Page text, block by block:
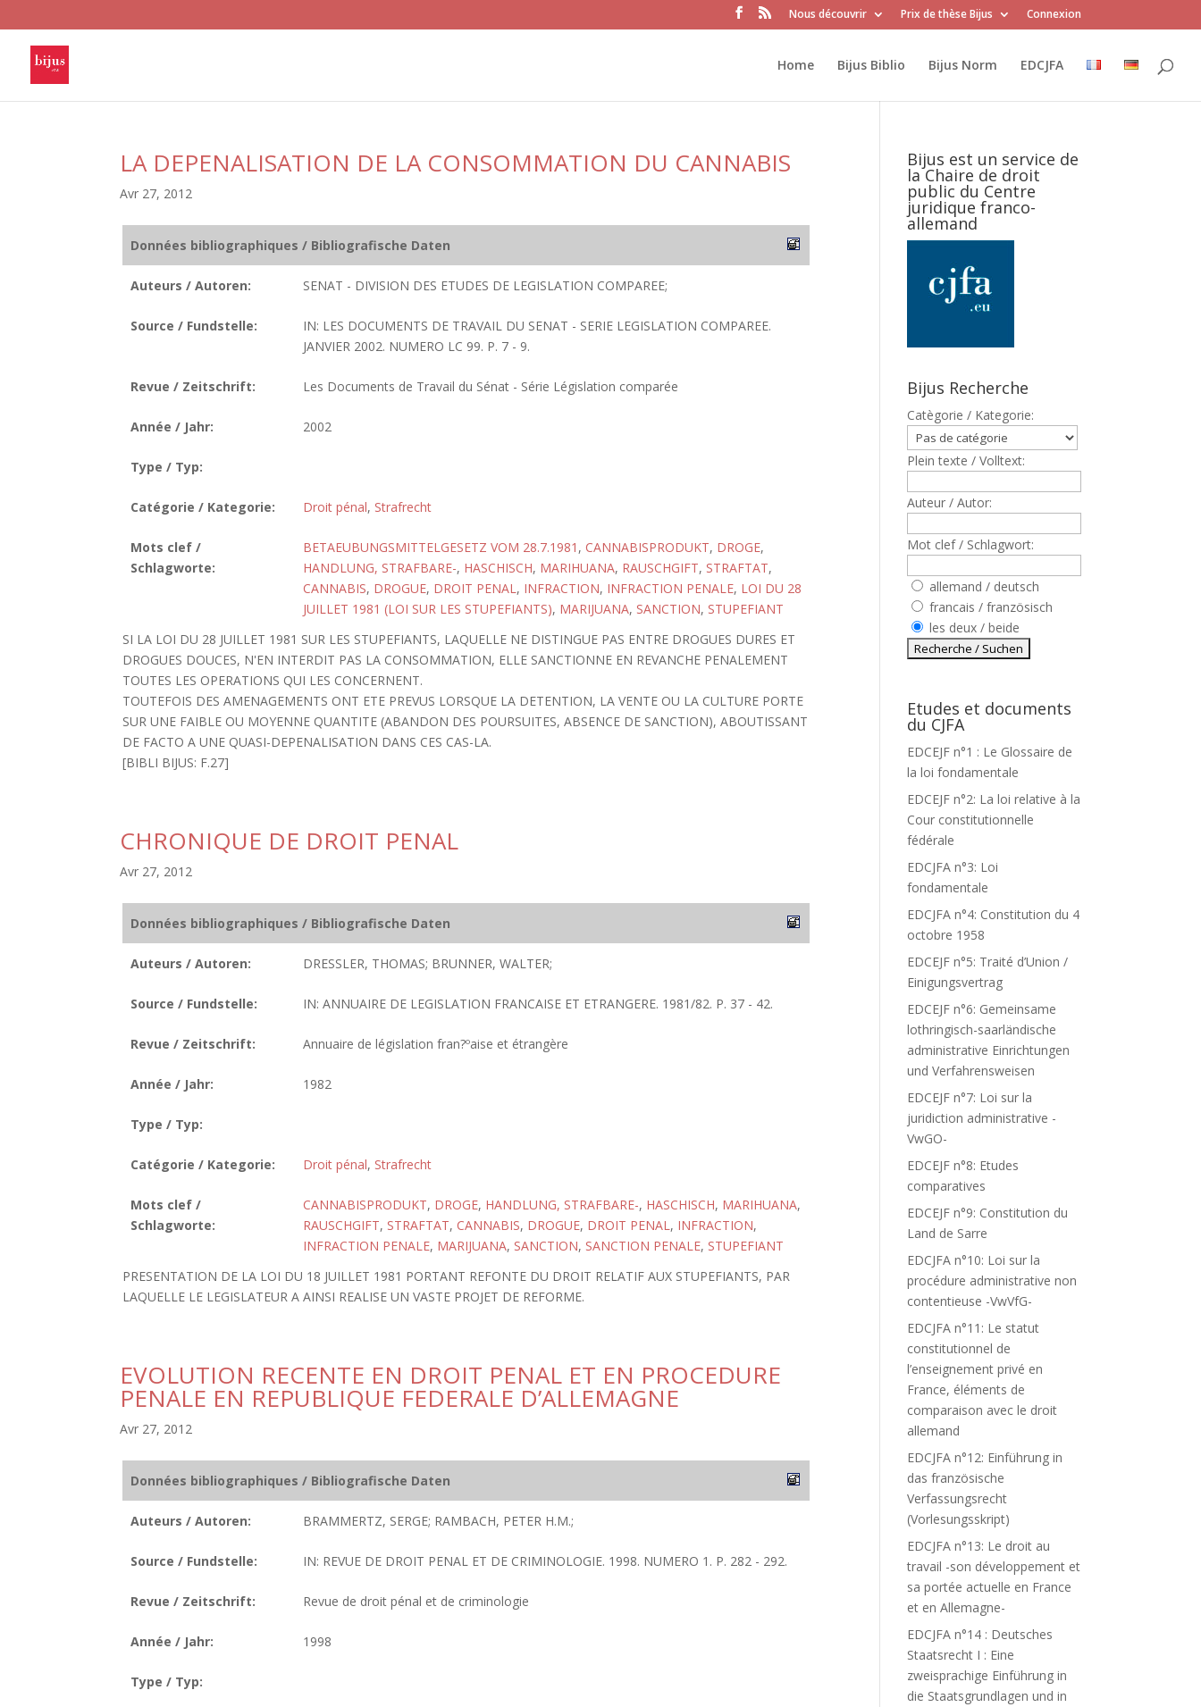
Nous découvrir Prix de thèse Bijus Connexion
Home Bijus Biblio Bijus Norm EDCJFA
LA DEPENALISATION DE LA CONSOMMATION DU CANNABIS
Avr 27, 2012
Données bibliographiques / Bibliografische Daten
Auteurs / Autoren: SENAT - DIVISION DES ETUDES DE LEGISLATION COMPAREE;
Source / Fundstelle:
IN: LES DOCUMENTS DE TRAVAIL DU SENAT - SERIE LEGISLATION COMPAREE.
JANVIER 2002. NUMERO LC 99. P. 7 - 9.
Revue / Zeitschrift: Les Documents de Travail du Sénat - Série Législation comparée
Année / Jahr: 2002
Type / Typ:
Catégorie / Kategorie: Droit pénal, Strafrecht
Mots clef /
Schlagworte:
BETAEUBUNGSMITTELGESETZ VOM 28.7.1981 , CANNABISPRODUKT, DROGE,
HANDLUNG, STRAFBARE-, HASCHISCH, MARIHUANA, RAUSCHGIFT, STRAFTAT,
CANNABIS, DROGUE, DROIT PENAL, INFRACTION, INFRACTION PENALE, LOI DU 28
JUILLET 1981 (LOI SUR LES STUPEFIANTS), MARIJUANA, SANCTION, STUPEFIANT
SI LA LOI DU 28 JUILLET 1981 SUR LES STUPEFIANTS, LAQUELLE NE DISTINGUE PAS ENTRE DROGUES DURES ET
DROGUES DOUCES, N'EN INTERDIT PAS LA CONSOMMATION, ELLE SANCTIONNE EN REVANCHE PENALEMENT
TOUTES LES OPERATIONS QUI LES CONCERNENT.
TOUTEFOIS DES AMENAGEMENTS ONT ETE PREVUS LORSQUE LA DETENTION, LA VENTE OU LA CULTURE PORTE
SUR UNE FAIBLE OU MOYENNE QUANTITE (ABANDON DES POURSUITES, ABSENCE DE SANCTION), ABOUTISSANT
DE FACTO A UNE QUASI-DEPENALISATION DANS CES CAS-LA.
[BIBLI BIJUS: F.27]
CHRONIQUE DE DROIT PENAL
Avr 27, 2012
Données bibliographiques / Bibliografische Daten
Auteurs / Autoren: DRESSLER, THOMAS; BRUNNER, WALTER;
Source / Fundstelle: IN: ANNUAIRE DE LEGISLATION FRANCAISE ET ETRANGERE. 1981/82. P. 37 - 42.
Revue / Zeitschrift: Annuaire de législation fran?ºaise et étrangère
Année / Jahr: 1982
Type / Typ:
Catégorie / Kategorie: Droit pénal, Strafrecht
Mots clef /
Schlagworte:
CANNABISPRODUKT, DROGE, HANDLUNG, STRAFBARE-, HASCHISCH, MARIHUANA,
RAUSCHGIFT, STRAFTAT, CANNABIS, DROGUE, DROIT PENAL, INFRACTION,
INFRACTION PENALE, MARIJUANA, SANCTION, SANCTION PENALE, STUPEFIANT
PRESENTATION DE LA LOI DU 18 JUILLET 1981 PORTANT REFONTE DU DROIT RELATIF AUX STUPEFIANTS, PAR
LAQUELLE LE LEGISLATEUR A AINSI REALISE UN VASTE PROJET DE REFORME.
EVOLUTION RECENTE EN DROIT PENAL ET EN PROCEDURE
PENALE EN REPUBLIQUE FEDERALE D’ALLEMAGNE
Avr 27, 2012
Données bibliographiques / Bibliografische Daten
Auteurs / Autoren: BRAMMERTZ, SERGE; RAMBACH, PETER H.M.;
Source / Fundstelle: IN: REVUE DE DROIT PENAL ET DE CRIMINOLOGIE. 1998. NUMERO 1. P. 282 - 292.
Revue / Zeitschrift: Revue de droit pénal et de criminologie
Année / Jahr: 1998
Type / Typ:
Bijus est un service de
la Chaire de droit
public du Centre
juridique franco-
allemand
Bijus Recherche
Catègorie / Kategorie:
Plein texte / Volltext:
Auteur / Autor:
Mot clef / Schlagwort:
allemand / deutsch
francais / französisch
les deux / beide
Etudes et documents
du CJFA
EDCEJF n°1 : Le Glossaire de
la loi fondamentale
EDCEJF n°2: La loi relative à la
Cour constitutionnelle
fédérale
EDCJFA n°3: Loi
fondamentale
EDCJFA n°4: Constitution du 4
octobre 1958
EDCEJF n°5: Traité d’Union /
Einigungsvertrag
EDCEJF n°6: Gemeinsame
lothringisch-saarländische
administrative Einrichtungen
und Verfahrensweisen
EDCEJF n°7: Loi sur la
juridiction administrative -
VwGO-
EDCEJF n°8: Etudes
comparatives
EDCEJF n°9: Constitution du
Land de Sarre
EDCJFA n°10: Loi sur la
procédure administrative non
contentieuse -VwVfG-
EDCJFA n°11: Le statut
constitutionnel de
l’enseignement privé en
France, éléments de
comparaison avec le droit
allemand
EDCJFA n°12: Einführung in
das französische
Verfassungsrecht
(Vorlesungsskript)
EDCJFA n°13: Le droit au
travail -son développement et
sa portée actuelle en France
et en Allemagne-
EDCJFA n°14 : Deutsches
Staatsrecht I : Eine
zweisprachige Einführung in
die Staatsgrundlagen und in